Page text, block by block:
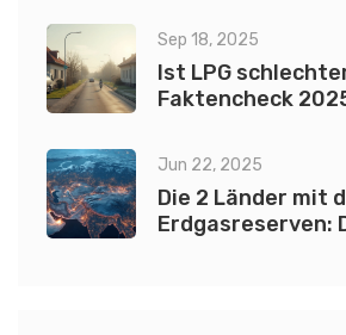
Sep 18, 2025
Ist LPG
Faktencheck
Jun 22, 2025
Die 2 Länder mit
Erdgasreserven: